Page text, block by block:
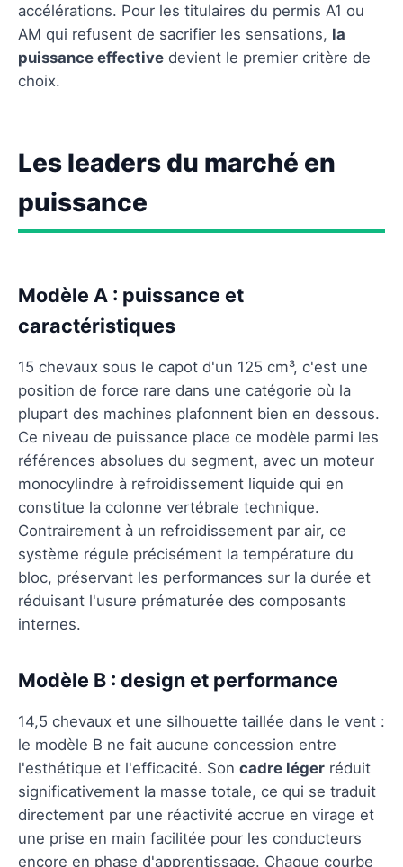
Questions fréquentes
accélérations. Pour les titulaires du permis A1 ou
AM qui refusent de sacrifier les sensations, la
puissance effective devient le premier critère de
choix.
Les leaders du marché en
puissance
Modèle A : puissance et
caractéristiques
15 chevaux sous le capot d'un 125 cm³, c'est une
position de force rare dans une catégorie où la
plupart des machines plafonnent bien en dessous.
Ce niveau de puissance place ce modèle parmi les
références absolues du segment, avec un moteur
monocylindre à refroidissement liquide qui en
constitue la colonne vertébrale technique.
Contrairement à un refroidissement par air, ce
système régule précisément la température du
bloc, préservant les performances sur la durée et
réduisant l'usure prématurée des composants
internes.
Modèle B : design et performance
14,5 chevaux et une silhouette taillée dans le vent :
le modèle B ne fait aucune concession entre
l'esthétique et l'efficacité. Son cadre léger réduit
significativement la masse totale, ce qui se traduit
directement par une réactivité accrue en virage et
une prise en main facilitée pour les conducteurs
encore en phase d'apprentissage. Chaque courbe